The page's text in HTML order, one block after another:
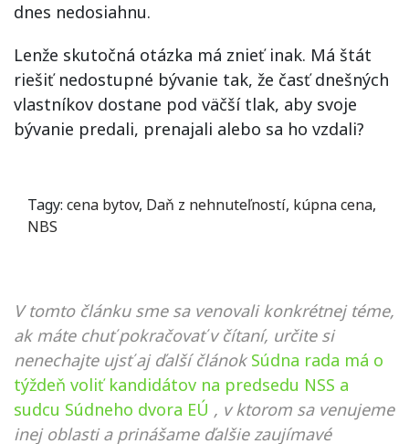
dnes nedosiahnu.
Lenže skutočná otázka má znieť inak. Má štát
riešiť nedostupné bývanie tak, že časť dnešných
vlastníkov dostane pod väčší tlak, aby svoje
bývanie predali, prenajali alebo sa ho vzdali?
Tagy: cena bytov, Daň z nehnuteľností, kúpna cena,
NBS
V tomto článku sme sa venovali konkrétnej téme,
ak máte chuť pokračovať v čítaní, určite si
nenechajte ujsť aj ďalší článok Súdna rada má o
týždeň voliť kandidátov na predsedu NSS a
sudcu Súdneho dvora EÚ , v ktorom sa venujeme
inej oblasti a prinášame ďalšie zaujímavé